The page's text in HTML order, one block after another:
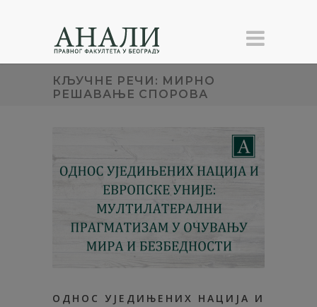
КЉУЧНЕ РЕЧИ: МИРНО
РЕШАВАЊЕ СПОРОВА
ОДНОС УЈЕДИЊЕНИХ НАЦИЈА И